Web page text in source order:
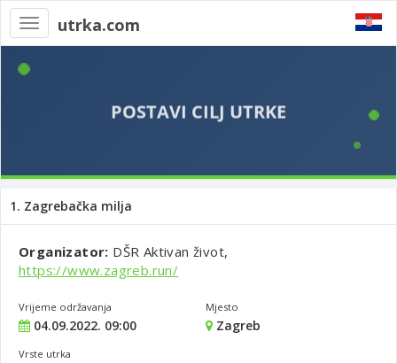
Toggle
navigation
utrka.com
1. Zagrebačka milja
Organizator: DŠR Aktivan život,
https://www.zagreb.run/
Vrijeme održavanja
04.09.2022. 09:00
Mjesto
Zagreb
Vrste utrka